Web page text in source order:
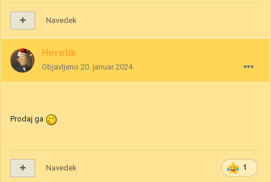
Navedek
Heretik
Objavljeno 20. januar 2024
Prodaj ga
1
Navedek